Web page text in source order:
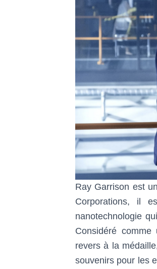
Ray Garrison est
Corporations, il
nanotechnologie
Considéré
revers à la
souvenirs pour les